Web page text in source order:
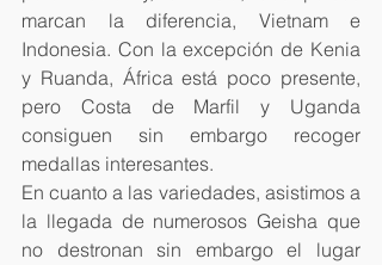
marcan la diferencia, Vietnam e
Indonesia. Con la excepción de Kenia
y Ruanda, África está poco presente,
pero Costa de Marfil y Uganda
consiguen sin embargo recoger
medallas interesantes.
En cuanto a las variedades, asistimos a
la llegada de numerosos Geisha que
no destronan sin embargo el lugar